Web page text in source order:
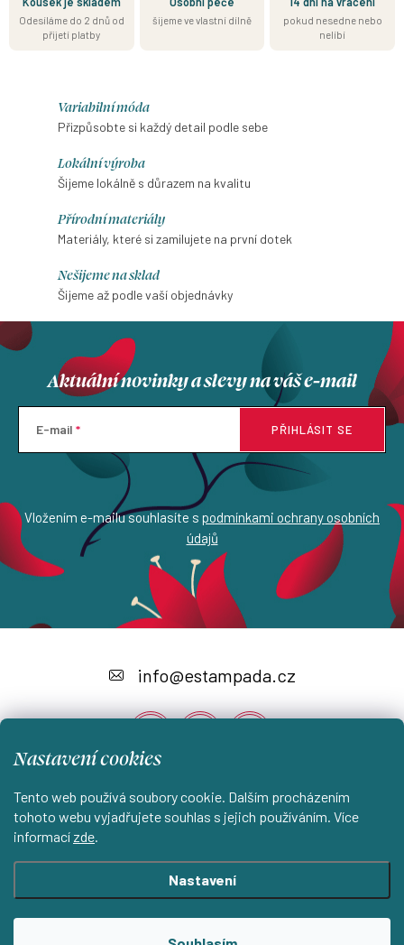
Nastavení cookies
Tento web používá soubory cookie. Dalším procházením
tohoto webu vyjadřujete souhlas s jejich používáním. Více
informací zde.
Nastavení
Odesíláme do 2 dnů od
přijetí platby
šijeme ve vlastní dílně
pokud nesedne nebo
nelíbí
Variabilní móda
Přizpůsobte si každý detail podle sebe
Lokální výroba
Šijeme lokálně s důrazem na kvalitu
Přírodní materiály
Materiály, které si zamilujete na první dotek
Nešijeme na sklad
Šijeme až podle vaší objednávky
Aktuální novinky a slevy na váš e-mail
E-mail
Vložením e-mailu souhlasíte s podmínkami ochrany osobních
údajů
PŘIHLÁSIT SE
p
a
Instagram
info@estampada.cz
Shoptet.cz KantorStudio.cz
ESTAMPADA s.r.o.. Všechna práva vyhrazena.